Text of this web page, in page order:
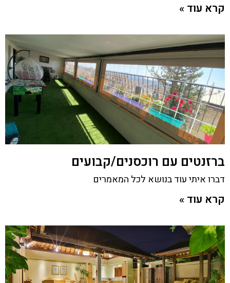
קרא עוד »
ברזנטים עם רוכסנים/קבועים
דברו איתי עוד בנושא לכל המאמרים
קרא עוד »